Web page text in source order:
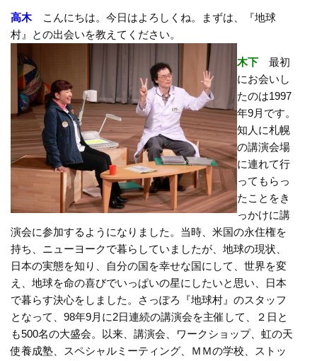
高木こんにちは。今日はよろしくね。まずは、『地球
村』との出会いを教えてください。
木下 最初
にお会いし
たのは1997
年9月です。
知人に札幌
の講演会場
に連れて行
ってもらっ
たことをき
っかけに講
演会に参加するようになりました。当時、米国の永住権を
持ち、ニューヨークで暮らしていましたが、地球の現状、
日本の実態を知り、自分の国を幸せな国にして、世界を変
え、地球を命の喜びでいっぱいの星にしたいと思い、日本
で暮らす決心をしました。さっぽろ『地球村』のスタッフ
となって、98年9月に2日連続の講演会を主催して、２日と
も500名の大盛会。以来、講演会、ワークショップ、虹の天
使養成塾、スペシャルミーティング、ＭＭの学校、ストッ